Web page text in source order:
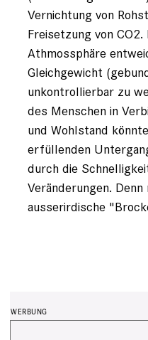
Vernichtung von
Freisetzung von
Athmossphäre
Gleichgewicht
unkontrollierbar zu
des Menschen in
und Wohlstand
erfüllenden
durch die
Veränderungen.
ausserirdische